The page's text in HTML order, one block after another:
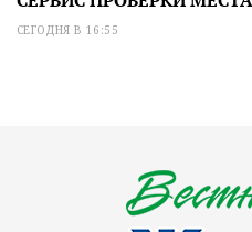
СЕГОДНЯ В 16:55